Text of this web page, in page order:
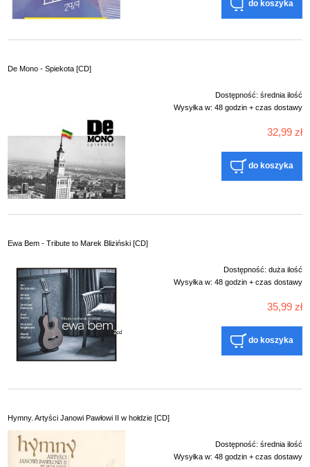
do koszyka
De Mono - Spiekota [CD]
Dostępność: średnia ilość
Wysyłka w: 48 godzin + czas dostawy
32,99 zł
do koszyka
Ewa Bem - Tribute to Marek Bliziński [CD]
Dostępność: duża ilość
Wysyłka w: 48 godzin + czas dostawy
35,99 zł
do koszyka
Hymny. Artyści Janowi Pawłowi II w hołdzie [CD]
Dostępność: średnia ilość
Wysyłka w: 48 godzin + czas dostawy